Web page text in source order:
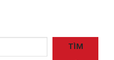
TÌM